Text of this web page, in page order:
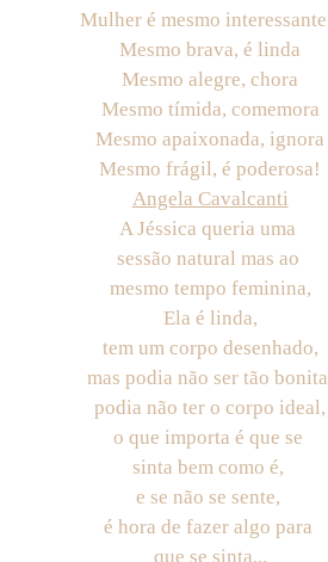
Mulher é mesmo
Mesmo brava, é linda
Mesmo alegre, chora
Mesmo tímida, comemora
Mesmo apaixonada, ignora
Mesmo frágil, é poderosa!
Angela Cavalcanti
A Jéssica queria uma
sessão natural mas ao
mesmo tempo feminina,
Ela é linda,
tem um corpo desenhado,
mas podia não ser tão
podia não ter o corpo ideal,
o que importa é que se
sinta bem como é,
e se não se sente,
é hora de fazer algo para
que se sinta...